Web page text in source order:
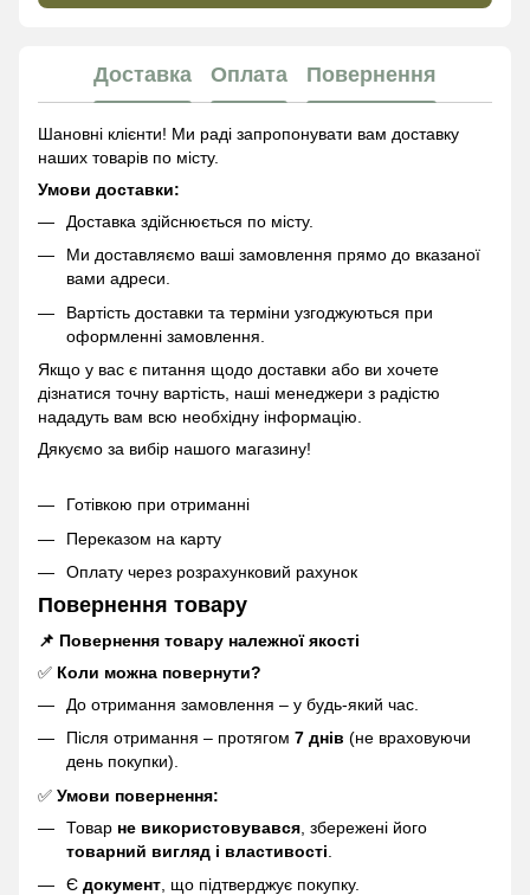
Доставка Оплата Повернення
Шановні клієнти! Ми раді запропонувати вам доставку
наших товарів по місту.
Умови доставки:
Доставка здійснюється по місту.
Ми доставляємо ваші замовлення прямо до вказаної
вами адреси.
Вартість доставки та терміни узгоджуються при
оформленні замовлення.
Якщо у вас є питання щодо доставки або ви хочете
дізнатися точну вартість, наші менеджери з радістю
нададуть вам всю необхідну інформацію.
Дякуємо за вибір нашого магазину!
Готівкою при отриманні
Переказом на карту
Оплату через розрахунковий рахунок
Повернення товару
📌 Повернення товару належної якості
✅ Коли можна повернути?
До отримання замовлення – у будь-який час.
Після отримання – протягом 7 днів (не враховуючи
день покупки).
✅ Умови повернення:
Товар не використовувався , збережені його
товарний вигляд і властивості
Є документ , що підтверджує покупку.